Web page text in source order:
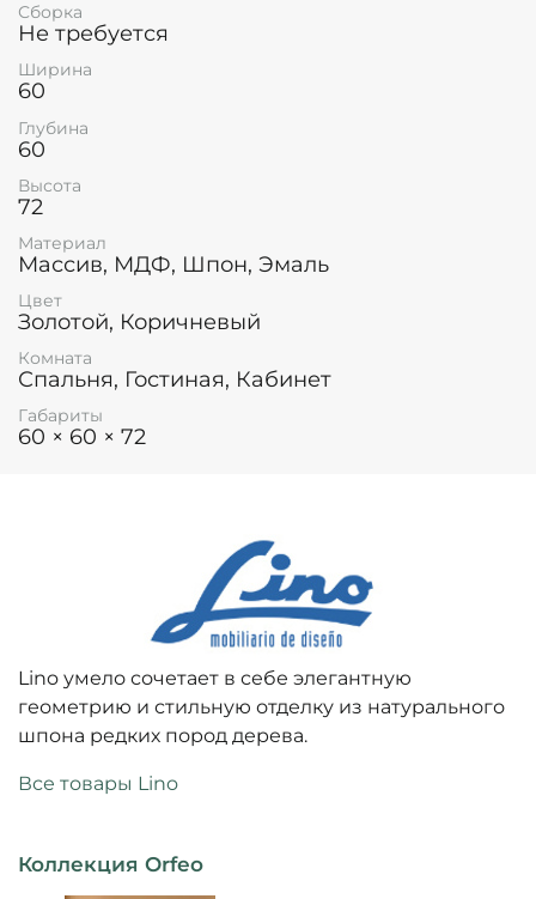
Сборка
Не требуется
Ширина
60
Глубина
60
Высота
72
Материал
Массив, МДФ, Шпон, Эмаль
Цвет
Золотой, Коричневый
Комната
Спальня, Гостиная, Кабинет
Габариты
60 × 60 × 72
Lino умело сочетает в себе элегантную
геометрию и стильную отделку из натурального
шпона редких пород дерева.
Все товары Lino
Коллекция Orfeo